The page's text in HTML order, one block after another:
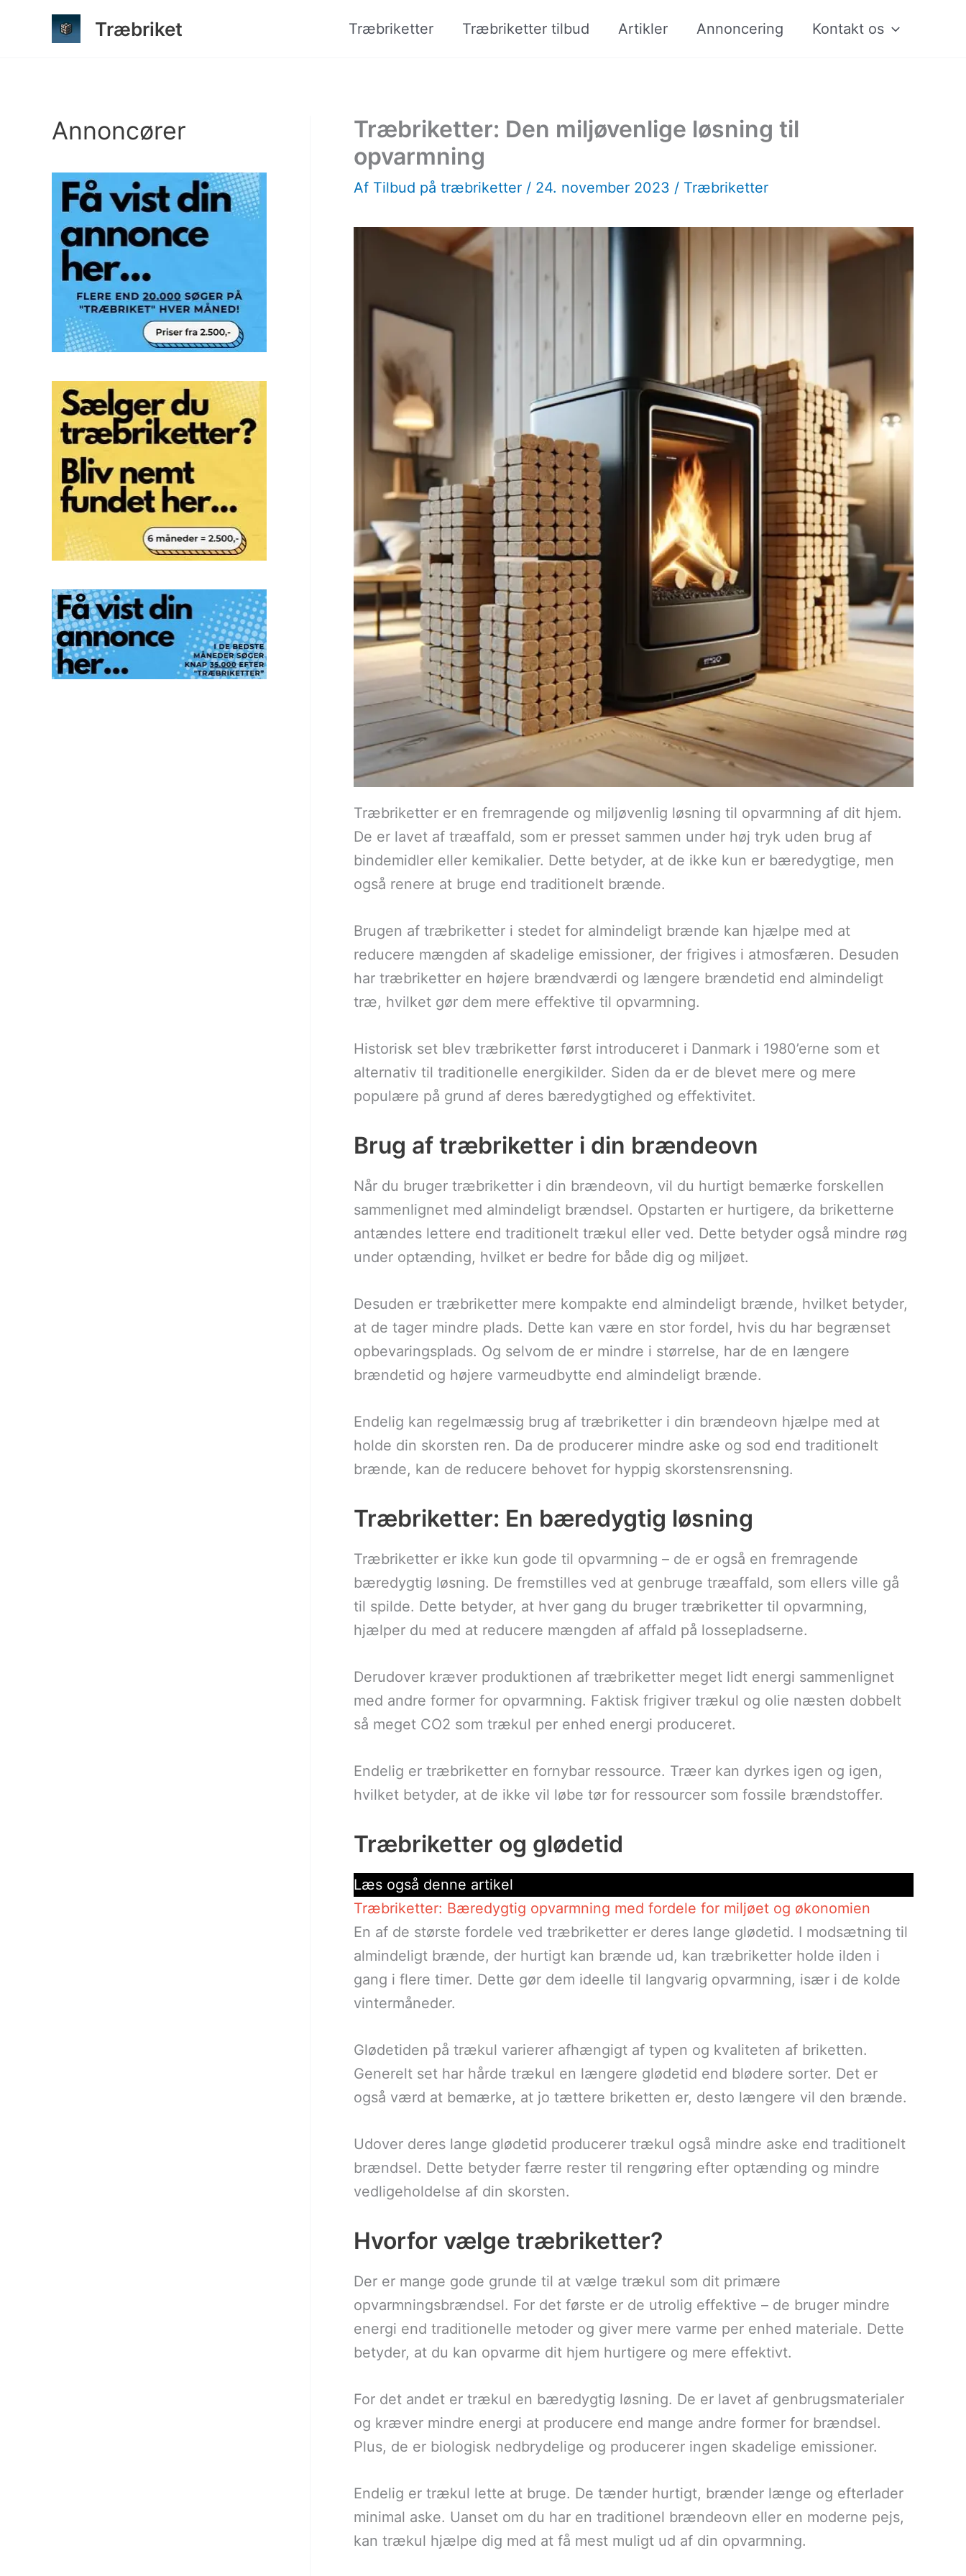
Træbriket Træbriketter Træbriketter tilbud Artikler Annoncering Kontakt os
Annoncører
Træbriketter: Den miljøvenlige løsning til
opvarmning
Af Tilbud på træbriketter / 24. november 2023 / Træbriketter
Træbriketter er en fremragende og miljøvenlig løsning til opvarmning af dit hjem.
De er lavet af træaffald, som er presset sammen under høj tryk uden brug af
bindemidler eller kemikalier. Dette betyder, at de ikke kun er bæredygtige, men
også renere at bruge end traditionelt brænde.
Brugen af træbriketter i stedet for almindeligt brænde kan hjælpe med at
reducere mængden af skadelige emissioner, der frigives i atmosfæren. Desuden
har træbriketter en højere brændværdi og længere brændetid end almindeligt
træ, hvilket gør dem mere effektive til opvarmning.
Historisk set blev træbriketter først introduceret i Danmark i 1980’erne som et
alternativ til traditionelle energikilder. Siden da er de blevet mere og mere
populære på grund af deres bæredygtighed og effektivitet.
Brug af træbriketter i din brændeovn
Når du bruger træbriketter i din brændeovn, vil du hurtigt bemærke forskellen
sammenlignet med almindeligt brændsel. Opstarten er hurtigere, da briketterne
antændes lettere end traditionelt trækul eller ved. Dette betyder også mindre røg
under optænding, hvilket er bedre for både dig og miljøet.
Desuden er træbriketter mere kompakte end almindeligt brænde, hvilket betyder,
at de tager mindre plads. Dette kan være en stor fordel, hvis du har begrænset
opbevaringsplads. Og selvom de er mindre i størrelse, har de en længere
brændetid og højere varmeudbytte end almindeligt brænde.
Endelig kan regelmæssig brug af træbriketter i din brændeovn hjælpe med at
holde din skorsten ren. Da de producerer mindre aske og sod end traditionelt
brænde, kan de reducere behovet for hyppig skorstensrensning.
Træbriketter: En bæredygtig løsning
Træbriketter er ikke kun gode til opvarmning – de er også en fremragende
bæredygtig løsning. De fremstilles ved at genbruge træaffald, som ellers ville gå
til spilde. Dette betyder, at hver gang du bruger træbriketter til opvarmning,
hjælper du med at reducere mængden af affald på lossepladserne.
Derudover kræver produktionen af træbriketter meget lidt energi sammenlignet
med andre former for opvarmning. Faktisk frigiver trækul og olie næsten dobbelt
så meget CO2 som trækul per enhed energi produceret.
Endelig er træbriketter en fornybar ressource. Træer kan dyrkes igen og igen,
hvilket betyder, at de ikke vil løbe tør for ressourcer som fossile brændstoffer.
Træbriketter og glødetid
Læs også denne artikel
Træbriketter: Bæredygtig opvarmning med fordele for miljøet og økonomien
En af de største fordele ved træbriketter er deres lange glødetid. I modsætning til
almindeligt brænde, der hurtigt kan brænde ud, kan træbriketter holde ilden i
gang i flere timer. Dette gør dem ideelle til langvarig opvarmning, især i de kolde
vintermåneder.
Glødetiden på trækul varierer afhængigt af typen og kvaliteten af briketten.
Generelt set har hårde trækul en længere glødetid end blødere sorter. Det er
også værd at bemærke, at jo tættere briketten er, desto længere vil den brænde.
Udover deres lange glødetid producerer trækul også mindre aske end traditionelt
brændsel. Dette betyder færre rester til rengøring efter optænding og mindre
vedligeholdelse af din skorsten.
Hvorfor vælge træbriketter?
Der er mange gode grunde til at vælge trækul som dit primære
opvarmningsbrændsel. For det første er de utrolig effektive – de bruger mindre
energi end traditionelle metoder og giver mere varme per enhed materiale. Dette
betyder, at du kan opvarme dit hjem hurtigere og mere effektivt.
For det andet er trækul en bæredygtig løsning. De er lavet af genbrugsmaterialer
og kræver mindre energi at producere end mange andre former for brændsel.
Plus, de er biologisk nedbrydelige og producerer ingen skadelige emissioner.
Endelig er trækul lette at bruge. De tænder hurtigt, brænder længe og efterlader
minimal aske. Uanset om du har en traditionel brændeovn eller en moderne pejs,
kan trækul hjælpe dig med at få mest muligt ud af din opvarmning.